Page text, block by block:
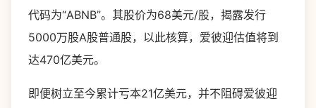
代码为“ABNB”。其股价为68美元/股，揭露发行
5000万股A股普通股，以此核算，爱彼迎估值将到
达470亿美元。
即便树立至今累计亏本21亿美元，并不阻碍爱彼迎